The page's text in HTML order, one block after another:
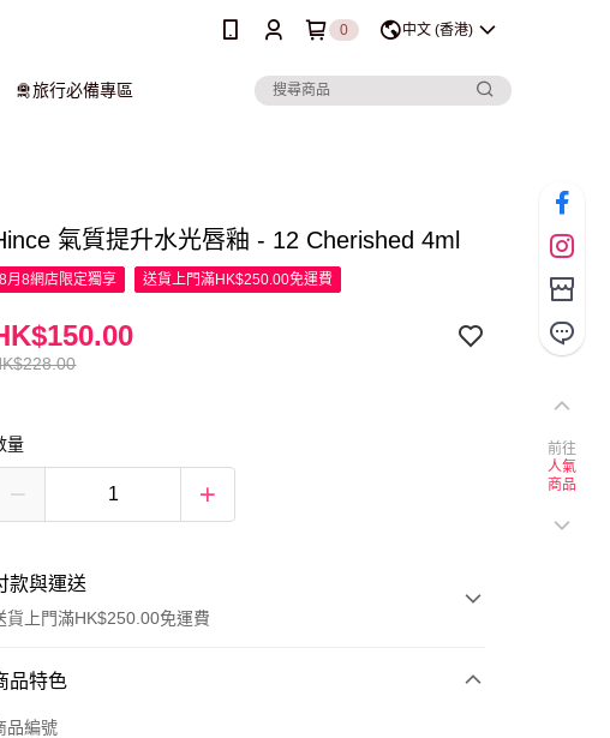
0 中文 (香港)
🛅旅行必備專區
氣質提升水光唇釉 - 12 Cherished 4ml
8月8網店限定獨享 送貨上門滿HK$250.00免運費
量
款與運送
貨上門滿HK$250.00免運費
付款方式
用卡
品特色
品編號
前往
人氣
商品